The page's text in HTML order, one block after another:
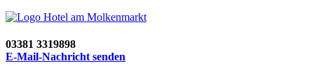
03381 3319898
E-Mail-Nachricht senden